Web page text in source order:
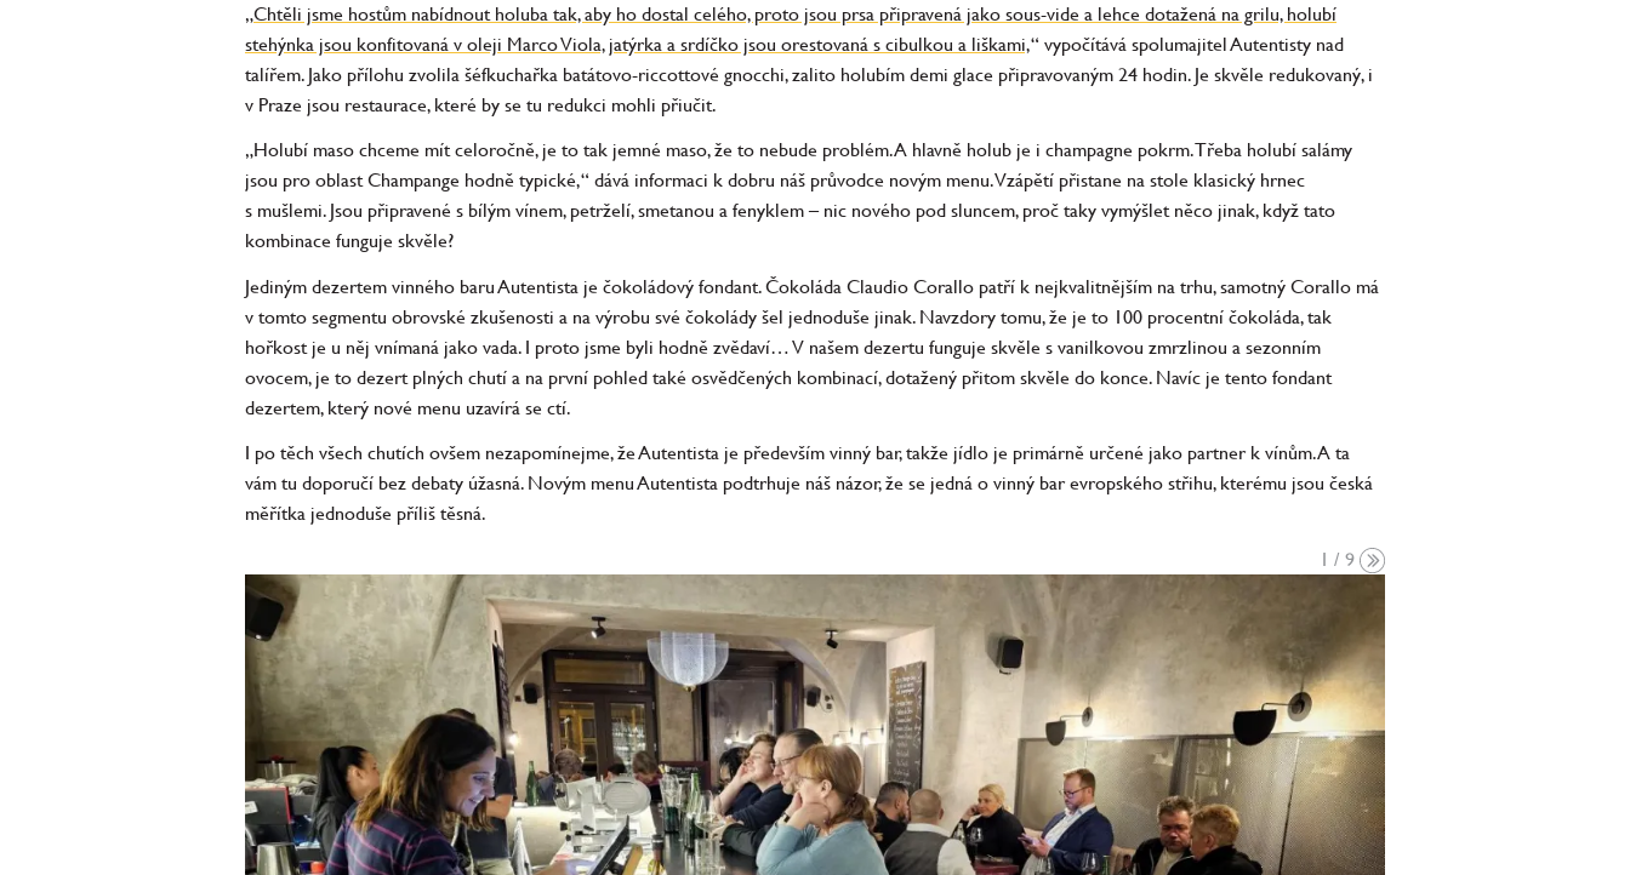
„Chtěli jsme hostům nabídnout holuba tak, aby ho dostal celého, proto jsou prsa připravená jako sous-vide a lehce dotažená na grilu, holubí
stehýnka jsou konfitovaná v oleji Marco Viola, jatýrka a srdíčko jsou orestovaná s cibulkou a liškami,“ vypočítává spolumajitel Autentisty nad
talířem. Jako přílohu zvolila šéfkuchařka batátovo-riccottové gnocchi, zalito holubím demi glace připravovaným 24 hodin. Je skvěle redukovaný, i
v Praze jsou restaurace, které by se tu redukci mohli přiučit.
„Holubí maso chceme mít celoročně, je to tak jemné maso, že to nebude problém. A hlavně holub je i champagne pokrm. Třeba holubí salámy
jsou pro oblast Champange hodně typické,“ dává informaci k dobru náš průvodce novým menu. Vzápětí přistane na stole klasický hrnec
s mušlemi. Jsou připravené s bílým vínem, petrželí, smetanou a fenyklem – nic nového pod sluncem, proč taky vymýšlet něco jinak, když tato
kombinace funguje skvěle?
Jediným dezertem vinného baru Autentista je čokoládový fondant. Čokoláda Claudio Corallo patří k nejkvalitnějším na trhu, samotný Corallo má
v tomto segmentu obrovské zkušenosti a na výrobu své čokolády šel jednoduše jinak. Navzdory tomu, že je to 100 procentní čokoláda, tak
hořkost je u něj vnímaná jako vada. I proto jsme byli hodně zvědaví… V našem dezertu funguje skvěle s vanilkovou zmrzlinou a sezonním
ovocem, je to dezert plných chutí a na první pohled také osvědčených kombinací, dotažený přitom skvěle do konce. Navíc je tento fondant
dezertem, který nové menu uzavírá se ctí.
I po těch všech chutích ovšem nezapomínejme, že Autentista je především vinný bar, takže jídlo je primárně určené jako partner k vínům. A ta
vám tu doporučí bez debaty úžasná. Novým menu Autentista podtrhuje náš názor, že se jedná o vinný bar evropského střihu, kterému jsou česká
měřítka jednoduše příliš těsná.
1 / 9